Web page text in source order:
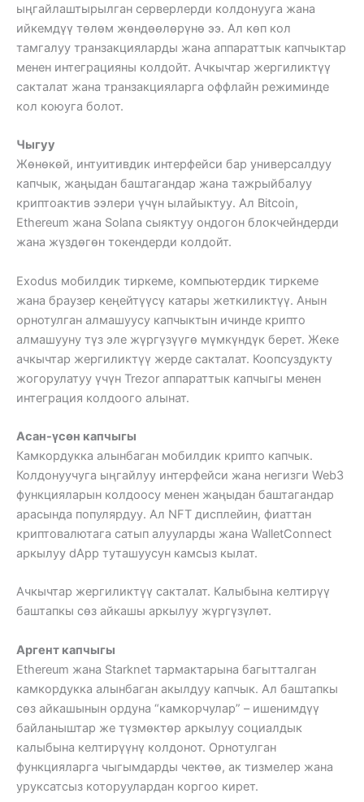
ыңгайлаштырылган серверлерди колдонууга жана
ийкемдүү төлөм жөндөөлөрүнө ээ. Ал көп кол
тамгалуу транзакцияларды жана аппараттык капчыктар
менен интеграцияны колдойт. Ачкычтар жергиликтүү
сакталат жана транзакцияларга оффлайн режиминде
кол коюуга болот.
Чыгуу
Жөнөкөй, интуитивдик интерфейси бар универсалдуу
капчык, жаңыдан баштагандар жана тажрыйбалуу
криптоактив ээлери үчүн ылайыктуу. Ал Bitcoin,
Ethereum жана Solana сыяктуу ондогон блокчейндерди
жана жүздөгөн токендерди колдойт.
Exodus мобилдик тиркеме, компьютердик тиркеме
жана браузер кеңейтүүсү катары жеткиликтүү. Анын
орнотулган алмашуусу капчыктын ичинде крипто
алмашууну түз эле жүргүзүүгө мүмкүндүк берет. Жеке
ачкычтар жергиликтүү жерде сакталат. Коопсуздукту
жогорулатуу үчүн Trezor аппараттык капчыгы менен
интеграция колдоого алынат.
Асан-үсөн капчыгы
Камкордукка алынбаган мобилдик крипто капчык.
Колдонуучуга ыңгайлуу интерфейси жана негизги Web3
функцияларын колдоосу менен жаңыдан баштагандар
арасында популярдуу. Ал NFT дисплейин, фиаттан
криптовалютага сатып алууларды жана WalletConnect
аркылуу dApp туташуусун камсыз кылат.
Ачкычтар жергиликтүү сакталат. Калыбына келтирүү
баштапкы сөз айкашы аркылуу жүргүзүлөт.
Аргент капчыгы
Ethereum жана Starknet тармактарына багытталган
камкордукка алынбаган акылдуу капчык. Ал баштапкы
сөз айкашынын ордуна “камкорчулар” – ишенимдүү
байланыштар же түзмөктөр аркылуу социалдык
калыбына келтирүүнү колдонот. Орнотулган
функцияларга чыгымдарды чектөө, ак тизмелер жана
уруксатсыз которуулардан коргоо кирет.